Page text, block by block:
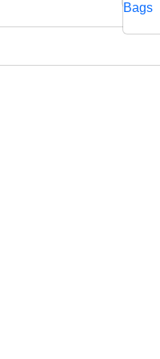
Bags